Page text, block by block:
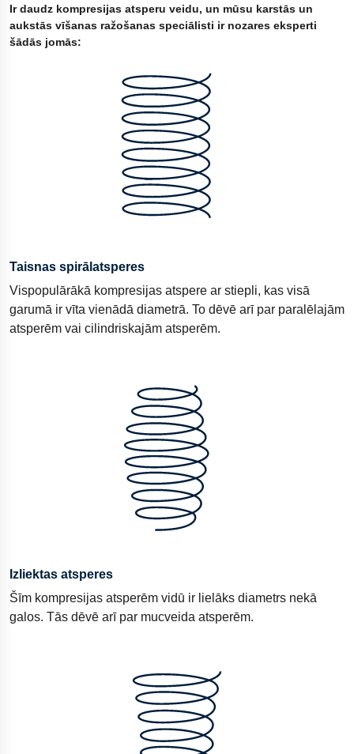
Ir daudz kompresijas atsperu veidu, un mūsu karstās un
aukstās vīšanas ražošanas speciālisti ir nozares eksperti
šādās jomās:
Taisnas spirālatsperes
Vispopulārākā kompresijas atspere ar stiepli, kas visā
garumā ir vīta vienādā diametrā. To dēvē arī par paralēlajām
atsperēm vai cilindriskajām atsperēm.
Izliektas atsperes
Šīm kompresijas atsperēm vidū ir lielāks diametrs nekā
galos. Tās dēvē arī par mucveida atsperēm.